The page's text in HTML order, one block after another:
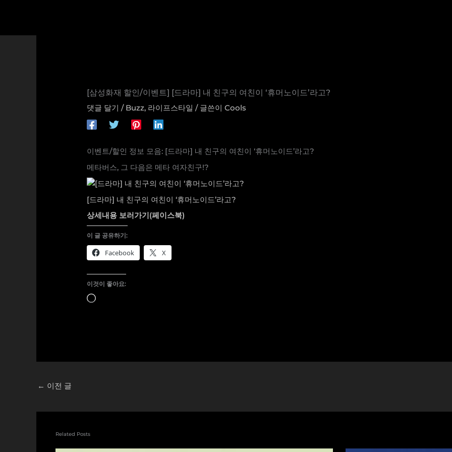
[삼성화재 할인/이벤트] [드라마] 내 친구의 여친이 ‘휴머노이드’라고?
댓글 달기 / Buzz, 라이프스타일 / 글쓴이Cools
이벤트/할인 정보 모음: [드라마] 내 친구의 여친이 ‘휴머노이드’라고?
메타버스, 그 다음은 메타 여자친구!?
[드라마] 내 친구의 여친이 ‘휴머노이드’라고?
상세내용 보러가기(페이스북)
이 글 공유하기:
Facebook X
이것이 좋아요:
로
← 이전 글
Related Posts